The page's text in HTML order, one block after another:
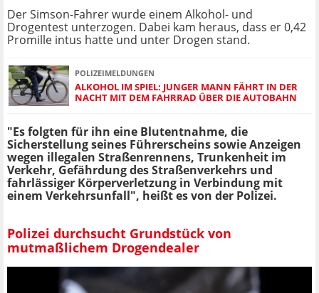
Der Simson-Fahrer wurde einem Alkohol- und
Drogentest unterzogen. Dabei kam heraus, dass er 0,42
Promille intus hatte und unter Drogen stand.
POLIZEIMELDUNGEN
ALKOHOL IM SPIEL: JUNGER MANN FÄHRT IN DER
NACHT MIT DEM FAHRRAD ÜBER DIE AUTOBAHN
"Es folgten für ihn eine Blutentnahme, die
Sicherstellung seines Führerscheins sowie Anzeigen
wegen illegalen Straßenrennens, Trunkenheit im
Verkehr, Gefährdung des Straßenverkehrs und
fahrlässiger Körperverletzung in Verbindung mit
einem Verkehrsunfall", heißt es von der Polizei.
Polizei durchsucht Grundstück von
mutmaßlichem Drogendealer